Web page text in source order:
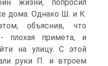
жизни, попросил
дома. Однако Ш. и К.
объяснив, что
примета, и
на улицу. С этой
руки П. и втроем